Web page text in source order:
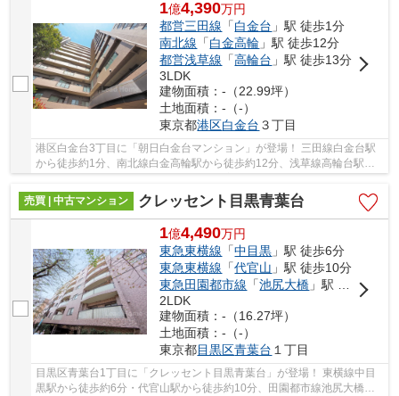
1億4,390万円
都営三田線 「白金台 」駅 徒歩1分
南北線 「白金高輪 」駅 徒歩12分
都営浅草線 「高輪台 」駅 徒歩13分
3LDK
建物面積：-（22.99坪）
土地面積：-（-）
東京都港区白金台 ３丁目
港区白金台3丁目に「朝日白金台マンション」が登場！ 三田線白金台駅
から徒歩約1分、南北線白金高輪駅から徒歩約12分、浅草線高輪台駅か
ら徒歩約13分。 3路線3駅利用可能な大変便利な...
売買 | 中古マンション
クレッセント目黒青葉台
1億4,490万円
東急東横線 「中目黒 」駅 徒歩6分
東急東横線 「代官山 」駅 徒歩10分
東急田園都市線 「池尻大橋 」駅 徒歩15分
2LDK
建物面積：-（16.27坪）
土地面積：-（-）
東京都目黒区青葉台 １丁目
目黒区青葉台1丁目に「クレッセント目黒青葉台」が登場！ 東横線中目
黒駅から徒歩約6分・代官山駅から徒歩約10分、田園都市線池尻大橋駅